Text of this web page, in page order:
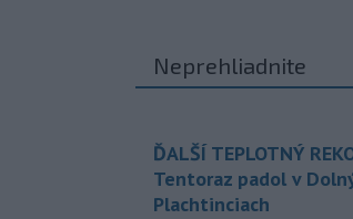
Neprehliadnite
ĎALŠÍ TEPLOTNÝ
Tentoraz padol v
Plachtinciach